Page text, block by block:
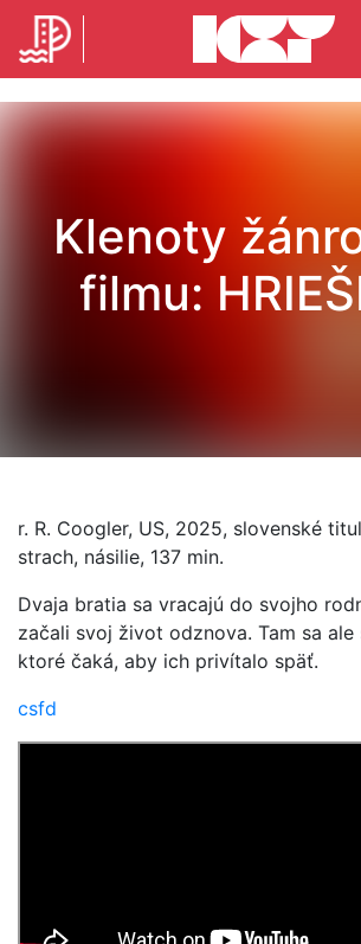
Klenoty
filmu:
r. R. Coogler, US, 2025, slovenské
strach, násilie, 137 min.
Dvaja bratia sa vracajú do svojho
začali svoj život odznova. Tam sa
ktoré čaká, aby ich privítalo späť.
csfd